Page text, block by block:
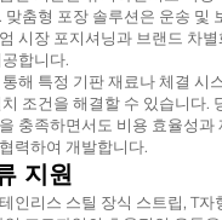
맞춤형 포장 솔루션은 운송 및
시장 포지셔닝과 브랜드 차
합니다.
해 특정 기판 재료나 체결 시
조건을 해결할 수 있습니다.
충족하면서도 비용 효율성과
력하여 개발합니다.
지원
인리스 스틸 장식 스트립, T자